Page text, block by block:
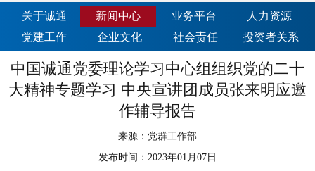
关于诚通 新闻中心 业务平台
人力资源
党建工作
企业文化 社会责任 投资者关系
中国诚通党委理论学习中心组组织党的二十
大精神专题学习 中央宣讲团成员张来明应邀
作辅导报告
来源： 党群工作部
发布时间： 2023年01月07日